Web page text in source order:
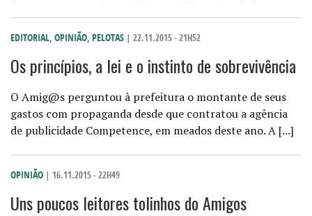
EDITORIAL, OPINIÃO, PELOTAS | 22.11.2015 - 21H52
Os princípios, a lei e o instinto de sobrevivência
O Amig@s perguntou à prefeitura o montante de seus
gastos com propaganda desde que contratou a agência
de publicidade Competence, em meados deste ano. A [...]
OPINIÃO | 16.11.2015 - 22H49
Uns poucos leitores tolinhos do Amigos